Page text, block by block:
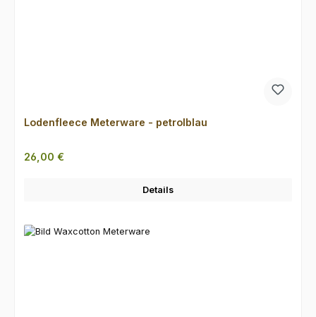
Lodenfleece Meterware - petrolblau
Regulärer Preis:
26,00 €
Details